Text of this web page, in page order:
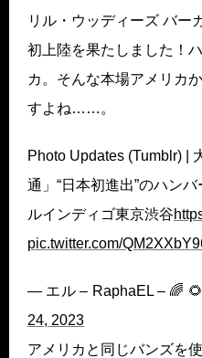
リル・ウッディーズ バー
初上陸を果たしました！
カ。そんな本場アメリカ
すよね……。
Photo Updates (Tumblr) |
通」“日本初進出”のハン
ルインディゴ東京渋谷
pic.twitter.com/
— エル – RaphaEL – 🌈
24, 2023
アメリカと同じバンズを